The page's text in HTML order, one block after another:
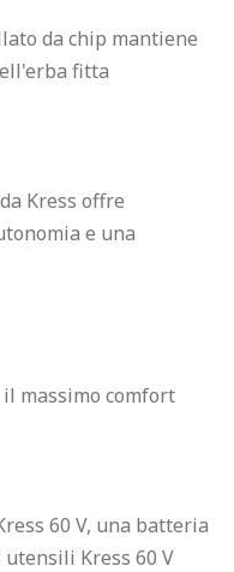
da chip mantiene
fitta
Kress offre
e una
massimo comfort
60 V, una batteria
Kress 60 V